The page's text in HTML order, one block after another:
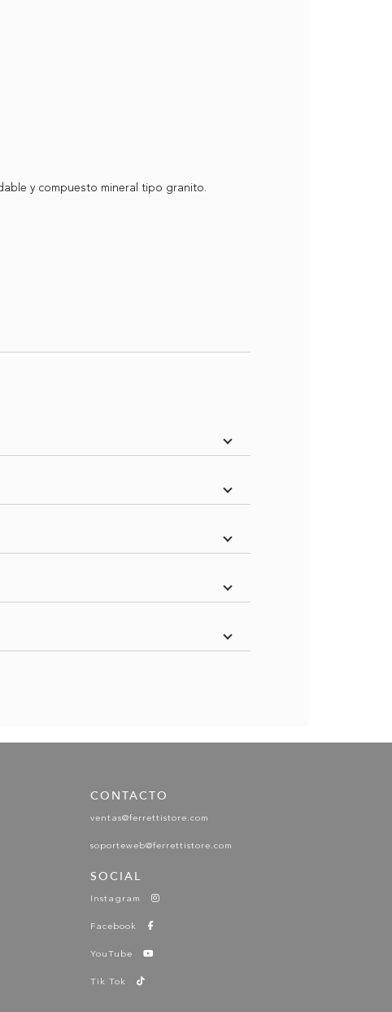
y compuesto mineral tipo granito.
CONTACTO
ventas@ferrettistore.com
soporteweb@ferrettistore.com
SOCIAL
Instagram
Facebook
YouTube
Tik Tok